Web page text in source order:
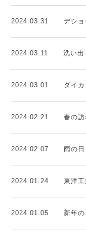
2024.03.31 デシ
2024.03.11 洗い出
2024.03.01 ダイカ
2024.02.21 春の訪
2024.02.07 雨の日
2024.01.24 東洋
2024.01.05 新年